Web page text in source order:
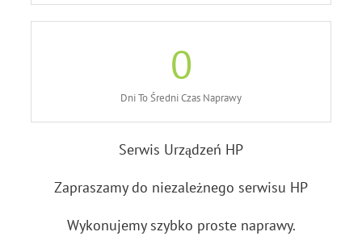
0
Dni To Średni Czas Naprawy
Serwis Urządzeń HP
Zapraszamy do niezależnego serwisu HP
Wykonujemy szybko proste naprawy.